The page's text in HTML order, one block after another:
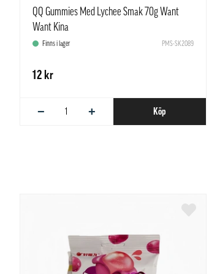
QQ Gummies Med Lychee Smak 70g Want
Want Kina
Finns i lager PMS-SK2089
12 kr
− + Köp